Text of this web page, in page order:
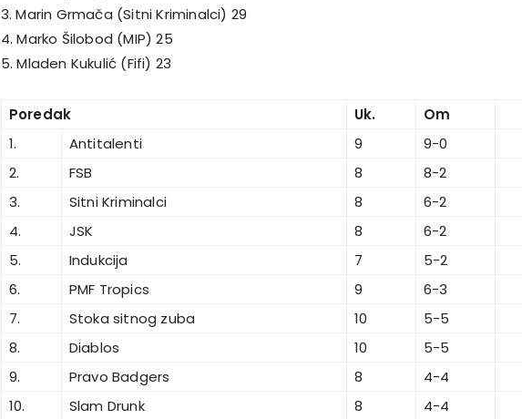
3. Marin Grmača (Sitni Kriminalci) 29
4. Marko Šilobod (MIP) 25
5. Mladen Kukulić (Fifi) 23
Poredak Uk.
Om
1.
Antitalenti 9
9-0
2.
FSB 8
8-2
3.
Sitni Kriminalci 8
6-2
4.
JSK 8
6-2
5.
Indukcija 7
5-2
6.
PMF Tropics 9
6-3
7.
Stoka sitnog zuba 10
5-5
8.
Diablos 10
5-5
9.
Pravo Badgers 8
4-4
10.
Slam Drunk 8 4-4